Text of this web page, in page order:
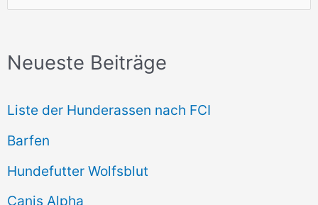
u
h
n
n
a
c
Neueste Beiträge
Liste der Hunderassen nach FCI
Barfen
Hundefutter Wolfsblut
Canis Alpha